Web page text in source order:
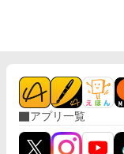
アプリ一覧